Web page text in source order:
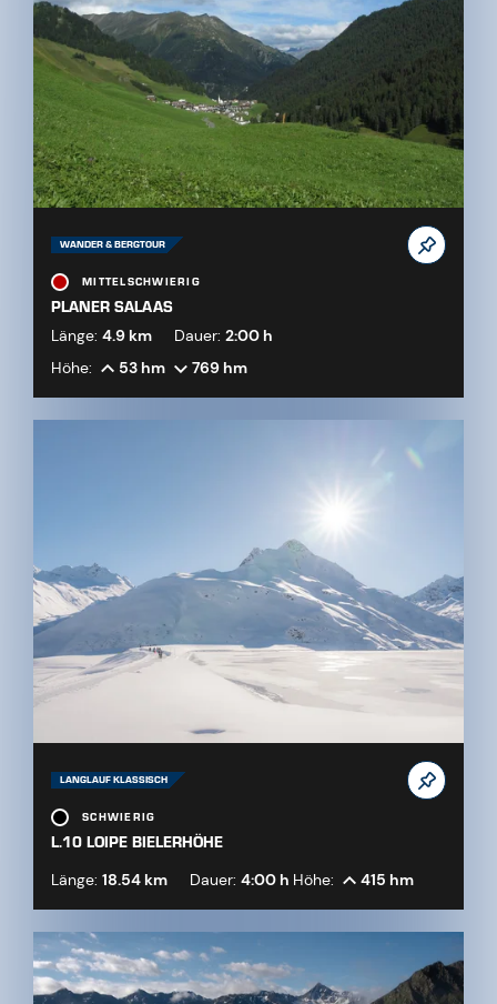
WANDER & BERGTOUR
MITTELSCHWIERIG
PLANER SALAAS
Länge: 4.9 km Dauer: 2:00 h
Höhe:
53 hm 769 hm
LANGLAUF KLASSISCH
SCHWIERIG
L.10 LOIPE BIELERHÖHE
Länge: 18.54 km Dauer: 4:00 h Höhe: 415 hm